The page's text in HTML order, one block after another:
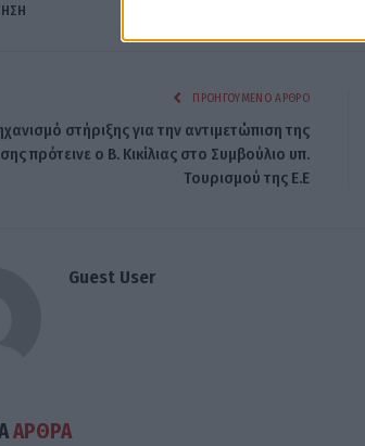
ΠΡΟΗΓΟΎΜΕΝΟ ΆΡΘΡΟ
στήριξης για την αντιμετώπιση της
πρότεινε ο Β. Κικίλιας στο Συμβούλιο υπ.
Τουρισμού της Ε.Ε
Guest User
ΑΡΘΡΑ